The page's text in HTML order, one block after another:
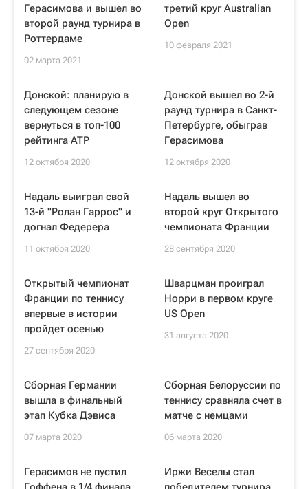
Герасимова и вышел во
второй раунд турнира в
Роттердаме
02 марта 2021
третий круг Australian
Open
10 февраля 2021
Донской: планирую в
следующем сезоне
вернуться в топ-100
рейтинга ATP
12 октября 2020
Донской вышел во 2-й
раунд турнира в Санкт-
Петербурге, обыграв
Герасимова
12 октября 2020
Надаль выиграл свой
13-й "Ролан Гаррос" и
догнал Федерера
11 октября 2020
Надаль вышел во
второй круг Открытого
чемпионата Франции
28 сентября 2020
Открытый чемпионат
Франции по теннису
впервые в истории
пройдет осенью
27 сентября 2020
Шварцман проиграл
Норри в первом круге
US Open
31 августа 2020
Сборная Германии
вышла в финальный
этап Кубка Дэвиса
07 марта 2020
Сборная Белоруссии по
теннису сравняла счет в
матче с немцами
06 марта 2020
Герасимов не пустил
Иржи Веселы стал